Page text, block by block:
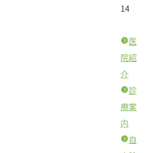
14
医
院紹
介
診
療案
内
自